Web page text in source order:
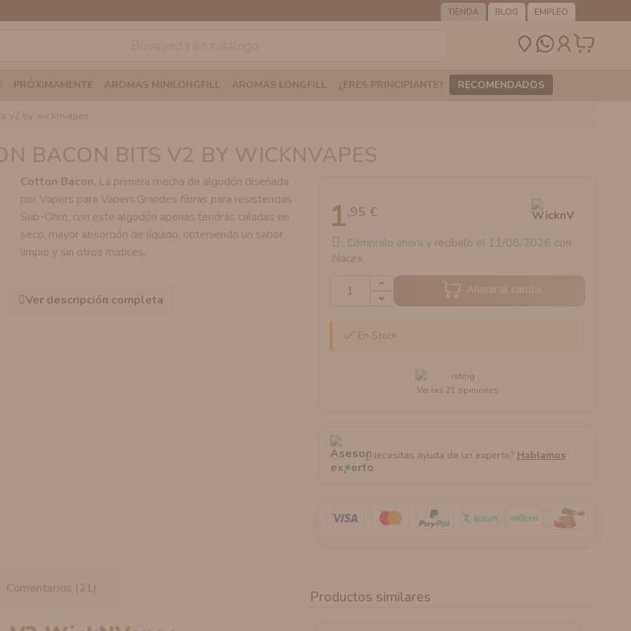
TIENDA BLOG EMPLEO
PRÓXIMAMENTE AROMAS MINILONGFILL AROMAS LONGFILL ¿ERES PRINCIPIANTE? RECOMENDADOS
v2 by wicknvapes
BACON BITS V2 BY WICKNVAPES
Cotton Bacon, La primera mecha de algodón diseñada
por Vapers para Vapers.Grandes fibras para resistencias
Sub-Ohm, con este algodón apenas tendrás caladas en
seco, mayor absorción de líquido, obteniendo un sabor
limpio y sin otros matices.
Ver descripción completa
1,95 €
Cómpralo ahora y recíbelo el 11/08/2026 con
Nacex
Añadir al carrito
 En Stock
Ver las 21 opiniones
¿Necesitas ayuda de un experto? Hablamos
Comentarios (21) Productos similares